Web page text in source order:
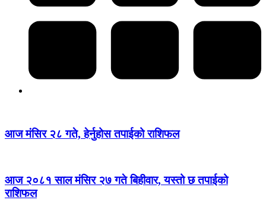
आज मंसिर २८ गते, हेर्नुहोस तपाईको राशिफल
आज २०८१ साल मंसिर २७ गते बिहीवार, यस्तो छ तपाईको
राशिफल